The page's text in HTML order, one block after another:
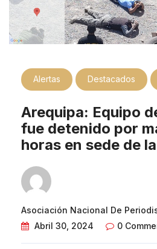
Alertas Destacados
Arequipa: Equipo
fue detenido por
horas en sede de
Asociación Nacional De
Abril 30, 2024
0